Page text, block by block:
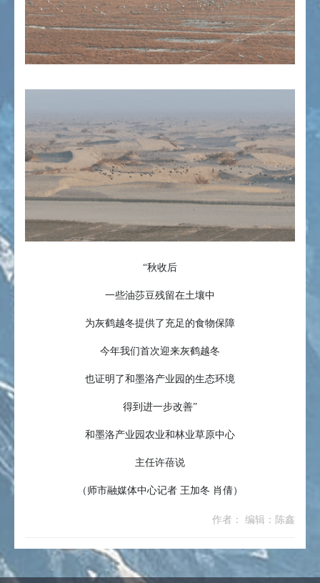
“秋收后
一些油莎豆残留在土壤中
为灰鹤越冬提供了充足的食物保障
今年我们首次迎来灰鹤越冬
也证明了和墨洛产业园的生态环境
得到进一步改善”
和墨洛产业园农业和林业草原中心
主任许蓓说
（师市融媒体中心记者 王加冬 肖倩）
作者： 编辑：陈鑫